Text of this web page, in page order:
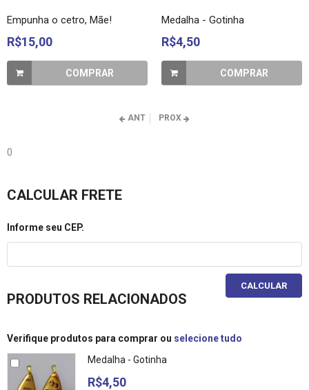
Empunha o cetro, Mãe!
R$15,00
COMPRAR
Medalha - Gotinha
R$4,50
COMPRAR
ANT PROX
0
CALCULAR FRETE
Informe seu CEP.
CALCULAR
PRODUTOS RELACIONADOS
Verifique produtos para comprar ou selecione tudo
Medalha - Gotinha
R$4,50